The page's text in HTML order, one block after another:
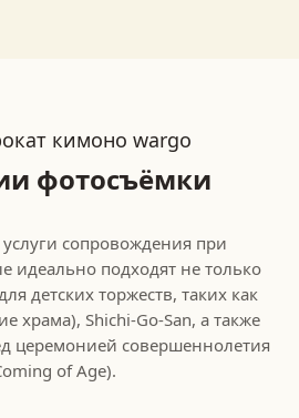
кимоно wargo
фотосъёмки
сопровождения при
идеально подходят не только
детских торжеств, таких как
храма), Shichi-Go-San, а также
церемонией совершеннолетия
of Age).